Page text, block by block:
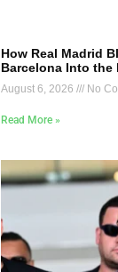
How Real Madrid
Barcelona Into the
August 6, 2026 No
Read More »